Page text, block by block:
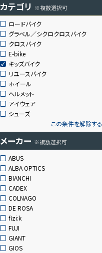
カテゴリ ※複数選択可
ロードバイク
グラベル／シクロクロスバイク
クロスバイク
E-bike
キッズバイク
リユースバイク
ホイール
ヘルメット
アイウェア
シューズ
この条件を解除する
メーカー ※複数選択可
ABUS
ALBA OPTICS
BIANCHI
CADEX
COLNAGO
DE ROSA
fizi:k
FUJI
GIANT
GIOS